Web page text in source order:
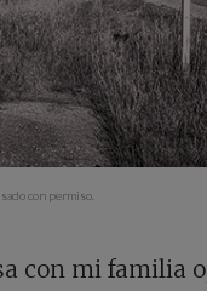
con permiso.
con mi familia